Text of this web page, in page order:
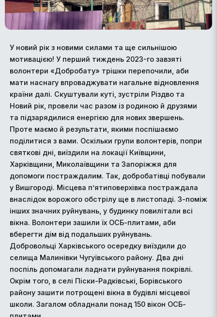
У новий рік з новими силами та ще сильнішою
мотивацією! У перший тиждень 2023-го завзяті
волонтери «Добробату» трішки перепочили, аби
мати наснагу впроваджувати нагальне відновлення
країни далі. Скуштували куті, зустріли Різдво та
Новий рік, провели час разом із родиною й друзями
та підзарядилися енергією для нових звершень.
Проте маємо й результати, якими поспішаємо
поділитися з вами. Оскільки групи волонтерів, попри
святкові дні, виїздили на локації Київщини,
Харківщини, Миколаївщини та Запоріжжя для
допомоги постраждалим. Так, добробатівці побували
у Вишгороді. Місцева п’ятиповерхівка постраждала
внаслідок ворожого обстрілу ще в листопаді. З-поміж
інших значних руйнувань, у будинку повилітали всі
вікна. Волонтери зашили їх ОСБ-плитами, аби
вберегти дім від подальших руйнувань.
Добровольці Харківського осередку виїздили до
селища Малинівки Чугуївського району. Два дні
поспіль допомагали ладнати руйнування покрівлі.
Окрім того, в селі Піски-Радківські, Борівського
району зашити потрощені вікна в будівлі місцевої
школи. Загалом обладнали понад 150 вікон ОСБ-